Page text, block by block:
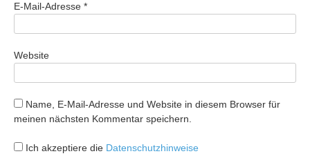
E-Mail-Adresse *
Website
Name, E-Mail-Adresse und Website in diesem Browser für
meinen nächsten Kommentar speichern.
Ich akzeptiere die Datenschutzhinweise